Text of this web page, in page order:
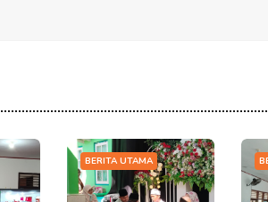
BERITA UTAMA